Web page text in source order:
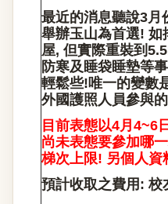
最近的消息聽說3月
舉辦玉山為首選! 如
屋, 但實際重裝到
防寒及睡袋睡墊等
輕鬆些!唯一的變數
外國護照人員參與
目前表態以4月4~6
尚未表態要參加哪
梯次上限! 另個人資
預計收取之費用: 校